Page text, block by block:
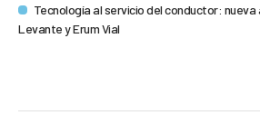
Tecnología al servicio del conductor: nueva
Levante y Erum Vial